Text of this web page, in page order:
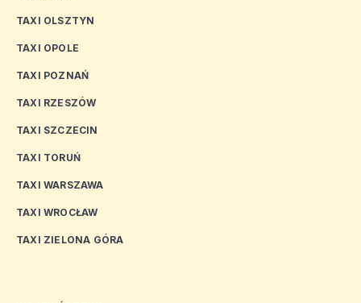
TAXI OLSZTYN
TAXI OPOLE
TAXI POZNAŃ
TAXI RZESZÓW
TAXI SZCZECIN
TAXI TORUŃ
TAXI WARSZAWA
TAXI WROCŁAW
TAXI ZIELONA GÓRA